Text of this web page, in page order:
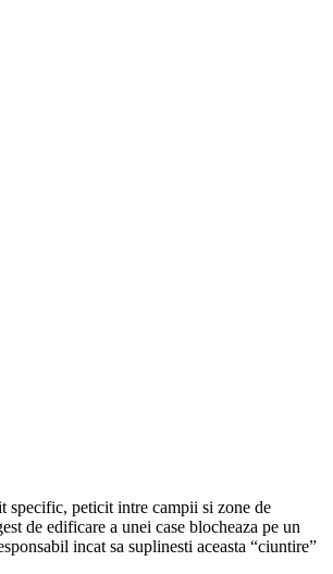
specific, peticit intre campii si zone de
de edificare a unei case blocheaza pe un
incat sa suplinesti aceasta “ciuntire”